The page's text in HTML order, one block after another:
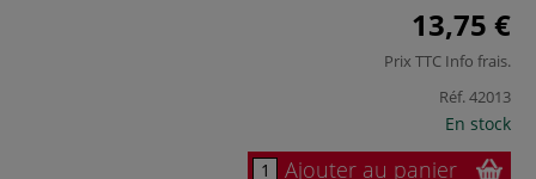
13,75 €
Prix TTC Info frais.
Réf.42013
En stock
Ajouter au panier